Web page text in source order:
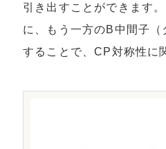
引き出すことができます
に、もう一方のB中間子
することで、CP対称性に